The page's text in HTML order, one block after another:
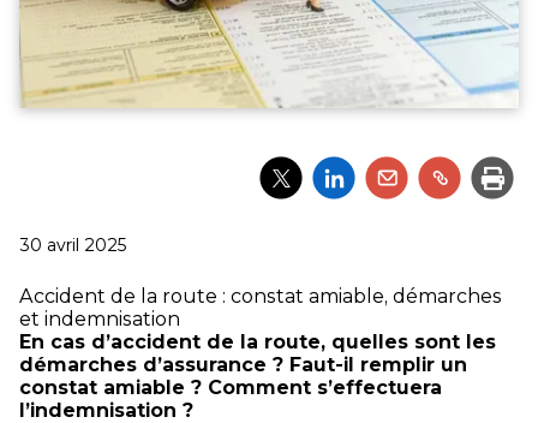
Partager
l'article
Partager
l'article
Partager
l'article
Partager
l'article
Publié
30 avril 2025
Accident de la route : constat amiable, démarches
et indemnisation
En cas d’accident de la route, quelles sont les
démarches d’assurance ? Faut-il remplir un
constat amiable ? Comment s’effectuera
l’indemnisation ?